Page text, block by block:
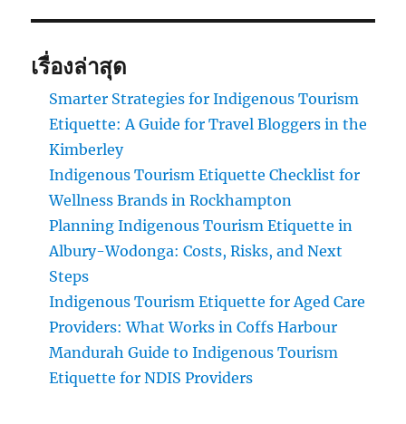
เรื่องล่าสุด
Smarter Strategies for Indigenous Tourism
Etiquette: A Guide for Travel Bloggers in the
Kimberley
Indigenous Tourism Etiquette Checklist for
Wellness Brands in Rockhampton
Planning Indigenous Tourism Etiquette in
Albury-Wodonga: Costs, Risks, and Next
Steps
Indigenous Tourism Etiquette for Aged Care
Providers: What Works in Coffs Harbour
Mandurah Guide to Indigenous Tourism
Etiquette for NDIS Providers